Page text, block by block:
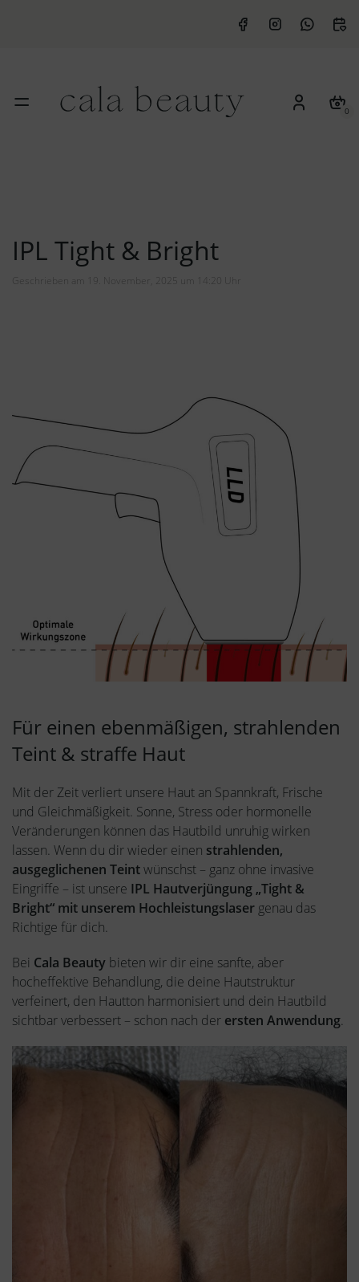
0
IPL Tight & Bright
Geschrieben am 19. November, 2025 um 14:20 Uhr
Für einen ebenmäßigen, strahlenden
Teint & straffe Haut
Mit der Zeit verliert unsere Haut an Spannkraft, Frische
und Gleichmäßigkeit. Sonne, Stress oder hormonelle
Veränderungen können das Hautbild unruhig wirken
lassen. Wenn du dir wieder einen strahlenden,
ausgeglichenen Teintwünschst – ganz ohne invasive
Eingriffe – ist unsere IPL Hautverjüngung „Tight &
Bright“ mit unserem Hochleistungslaser genau das
Richtige für dich.
Bei Cala Beauty bieten wir dir eine sanfte, aber
hocheffektive Behandlung, die deine Hautstruktur
verfeinert, den Hautton harmonisiert und dein Hautbild
sichtbar verbessert – schon nach der ersten Anwendung.